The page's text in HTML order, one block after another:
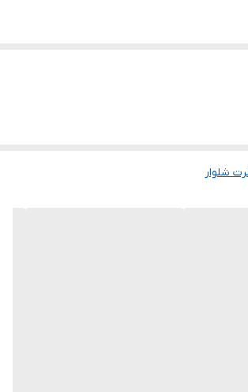
اعلا تنخور عالی و شی)❤️😍
شلوار